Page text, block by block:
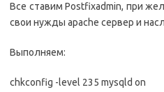
Все ставим Postfixadmin, при
свои нужды apache сервер и
Выполняем:
chkconfig -level 235 mysqld on